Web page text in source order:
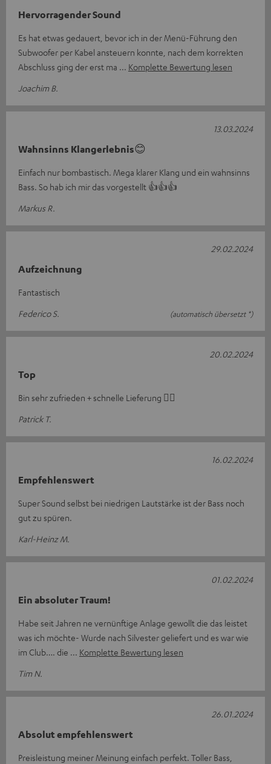
Hervorragender Sound
Es hat etwas gedauert, bevor ich in der Menü-Führung den
Subwoofer per Kabel ansteuern konnte, nach dem korrekten
Abschluss ging der erst ma
Komplette Bewertung lesen
Joachim B.
Wahnsinns Klangerlebnis😊
Einfach nur bombastisch. Mega klarer Klang und ein wahnsinns
Bass. So hab ich mir das vorgestellt 👍👍👍
Markus R.
13.03.2024
Aufzeichnung
Fantastisch
Federico S.
(automatisch übersetzt *)
29.02.2024
Top
Bin sehr zufrieden + schnelle Lieferung 👍🏻
Patrick T.
20.02.2024
Empfehlenswert
Super Sound selbst bei niedrigen Lautstärke ist der Bass noch
gut zu spüren.
Karl-Heinz M.
16.02.2024
Ein absoluter Traum!
Habe seit Jahren ne vernünftige Anlage gewollt die das leistet
was ich möchte- Wurde nach Silvester geliefert und es war wie
im Club…. die
Komplette Bewertung lesen
Tim N.
01.02.2024
Absolut empfehlenswert
Preisleistung meiner Meinung einfach perfekt. Toller Bass,
26.01.2024